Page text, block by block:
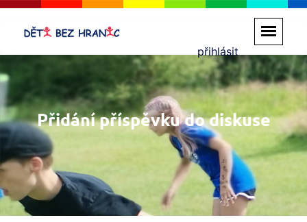
přihlásit
Přidání příspěvku do diskuse